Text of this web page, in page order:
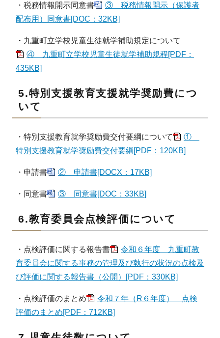
・税務情報開示同意書
③ 税務情報開示（保護者
配布用）同意書[DOC：32KB]
・九重町立学校児童生徒就学補助規定について
④ 九重町立学校児童生徒就学補助規程[PDF：
435KB]
5.特別支援教育支援就学奨励費につ
いて
・特別支援教育就学奨励費交付要綱について
①
特別支援教育就学奨励費交付要綱[PDF：120KB]
・申請書 ② 申請書[DOCX：17KB]
・同意書 ③ 同意書[DOC：33KB]
6.教育委員会点検評価について
・点検評価に関する報告書
令和６年度 九重町教
育委員会に関する事務の管理及び執行の状況の点検及
び評価に関する報告書（公開）[PDF：330KB]
・点検評価のまとめ
令和７年（R６年度） 点検
評価のまとめ[PDF：712KB]